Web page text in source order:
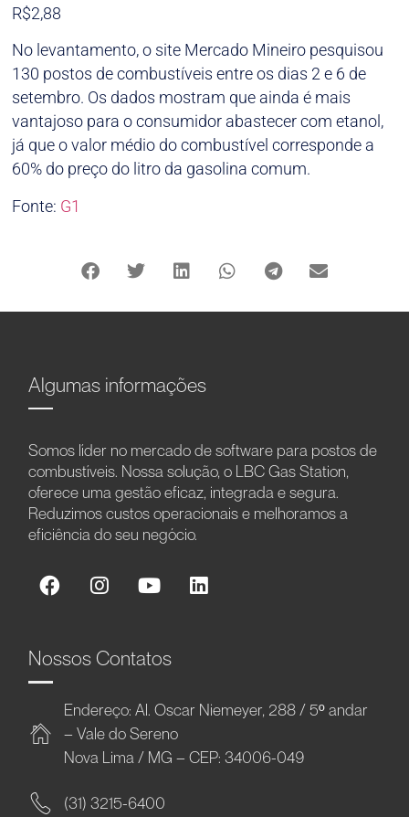
R$2,88
No levantamento, o site Mercado Mineiro pesquisou
130 postos de combustíveis entre os dias 2 e 6 de
setembro. Os dados mostram que ainda é mais
vantajoso para o consumidor abastecer com etanol,
já que o valor médio do combustível corresponde a
60% do preço do litro da gasolina comum.
Fonte: G1
Algumas informações
Somos líder no mercado de software para postos de
combustíveis. Nossa solução, o LBC Gas Station,
oferece uma gestão eficaz, integrada e segura.
Reduzimos custos operacionais e melhoramos a
eficiência do seu negócio.
Nossos Contatos
Endereço: Al. Oscar Niemeyer, 288 / 5º andar
– Vale do Sereno
Nova Lima / MG – CEP: 34006-049
(31) 3215-6400